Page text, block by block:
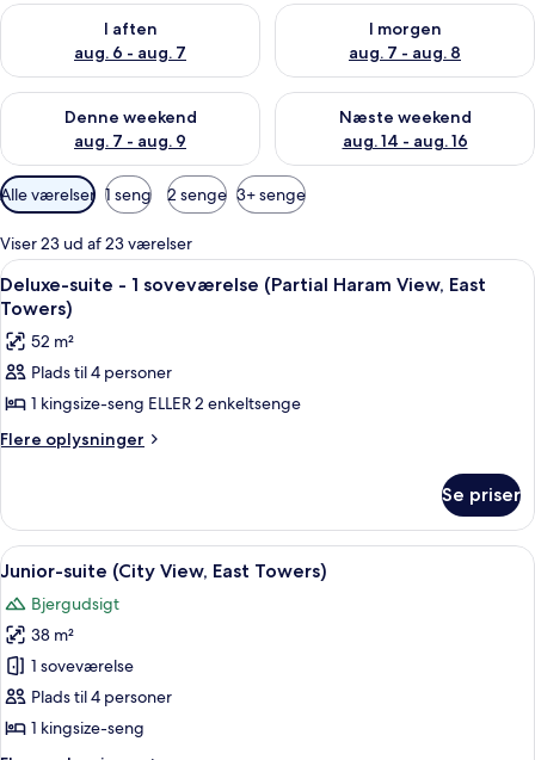
I aften
aug. 6 - aug. 7
Tjek tilgængelighed for i aften aug. 6 - aug. 7
I morgen
aug. 7 - aug. 8
Tjek tilgængelighed for i
Denne weekend
aug. 7 - aug. 9
Tjek tilgængelighed for denne weekend aug. 7 - aug. 9
Næste weekend
aug. 14 - aug. 16
Tjek tilgængelighed for næste
Tilgængelige
filtre
for
værelser
Alle værelser 1 seng 2 senge 3+ senge
Viser 23 ud af 23 værelser
Indlæs
alle
billeder
af
Deluxe-
suite
-
(Partial
Haram
View,
East
Towers)
Et hotelværelse med en seng, et
9
Deluxe-suite - 1 soveværelse (Partial Haram View, East
Towers)
52 m²
Plads til 4 personer
1 kingsize-seng ELLER 2 enkeltsenge
Flere oplysninger
Flere
suite
1
(Partial
Haram
View,
East
Towers)
Se priser
Indlæs
alle
billeder
af
Junior-
suite
(City
Et hotelværelse med to senge, et
6
Junior-suite (City View, East Towers)
Bjergudsigt
38 m²
1 soveværelse
Plads til 4 personer
1 kingsize-seng